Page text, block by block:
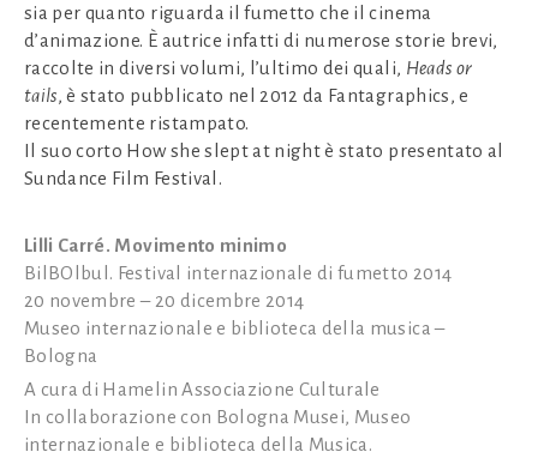
sia per quanto riguarda il fumetto che il cinema
d’animazione. È autrice infatti di numerose storie brevi,
raccolte in diversi volumi, l’ultimo dei quali, Heads or
tails, è stato pubblicato nel 2012 da Fantagraphics, e
recentemente ristampato.
Il suo corto How she slept at night è stato presentato al
Sundance Film Festival.
Lilli Carré. Movimento minimo
BilBOlbul. Festival internazionale di fumetto 2014
20 novembre – 20 dicembre 2014
Museo internazionale e biblioteca della musica –
Bologna
A cura di Hamelin Associazione Culturale
In collaborazione con Bologna Musei, Museo
internazionale e biblioteca della Musica.